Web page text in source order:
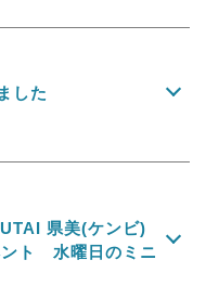
した
県美(ケンビ)
ント 水曜日のミニ